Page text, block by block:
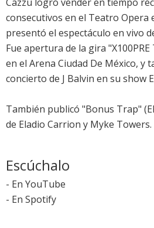
consecutivos en el Teatro Opera
presentó el espectáculo en vivo
Fue apertura de la gira
en el Arena Ciudad De México, y
concierto de J Balvin en su show
También publicó "Bonus Trap"
de Eladio Carrion y Myke Towers.
Escúchalo
- En YouTube
- En Spotify